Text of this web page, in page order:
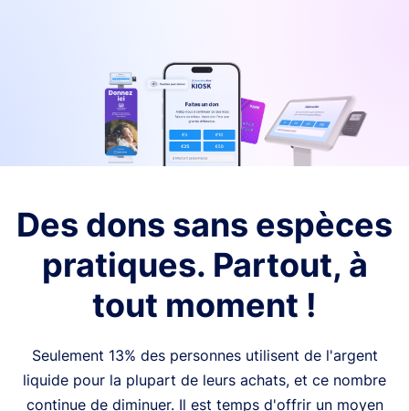
Des dons sans espèces
pratiques. Partout, à
tout moment !
Seulement 13% des personnes utilisent de l'argent
liquide pour la plupart de leurs achats, et ce nombre
continue de diminuer. Il est temps d'offrir un moyen